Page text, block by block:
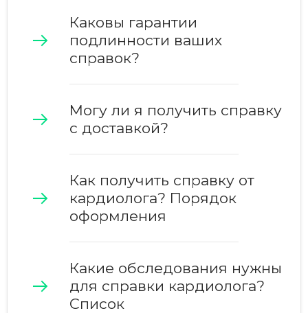
Каковы гарантии
подлинности ваших
справок?
Могу ли я получить справку
с доставкой?
Как получить справку от
кардиолога? Порядок
оформления
Какие обследования нужны
для справки кардиолога?
Список